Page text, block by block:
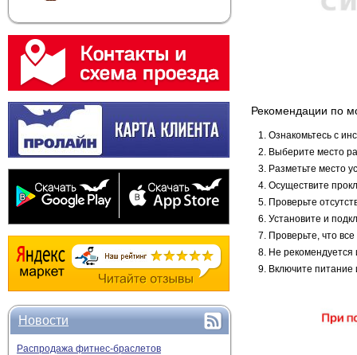
Новости
Распродажа фитнес-браслетов
Рекомендации по
Ознакомьтесь с
Выберите место
Разметьте место
Осуществите
Проверьте
Установите и
Проверьте, что
Не рекомендуется
Включите